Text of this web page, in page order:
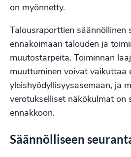
on myönnetty.
Talousraporttien säännöllinen
ennakoimaan talouden ja
muutostarpeita. Toiminnan
muuttuminen voivat vaikuttaa
yleishyödyllisyysasemaan, ja
verotukselliset näkökulmat on
ennakkoon.
Säännölliseen